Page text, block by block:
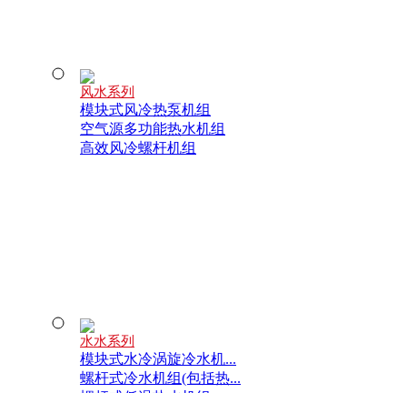
风水系列
模块式风冷热泵机组
空气源多功能热水机组
高效风冷螺杆机组
水水系列
模块式水冷涡旋冷水机...
螺杆式冷水机组(包括热...